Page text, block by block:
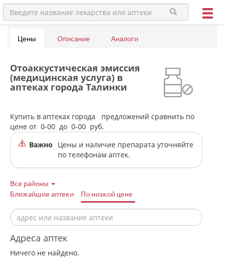
Цены Описание Аналоги
Отоаккустическая эмиссия
(медицинская услуга) в
аптеках города Талинки
Купить в аптеках города
предложений сравнить по
цене от 0-00 до 0-00 руб.
Важно
Цены и наличие препарата уточняйте
по телефонам аптек.
Все районы
Ближайшие аптеки
По низкой цене
Адреса аптек
Ничего не найдено.